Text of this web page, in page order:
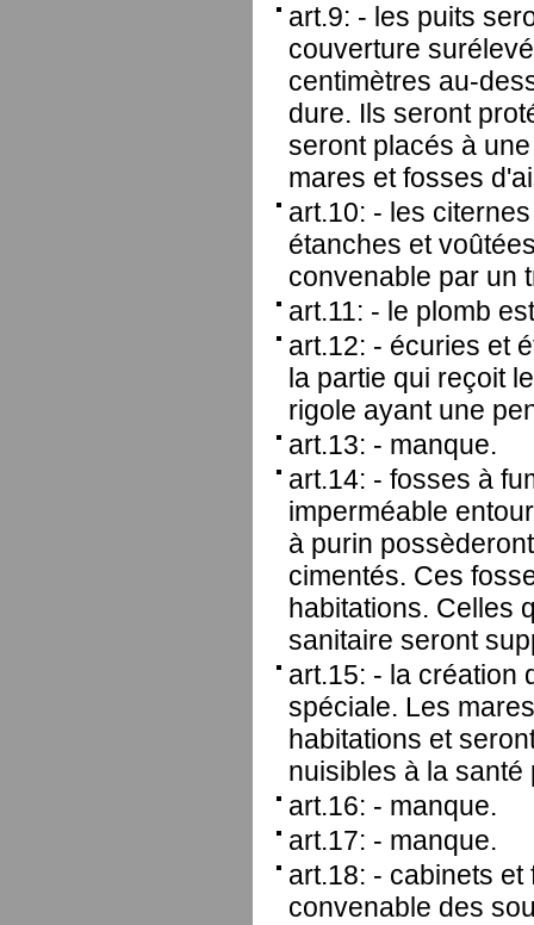
art.9: - les puits
couverture
centimètres au-
dure. Ils seront
seront placés à
mares et fosses
art.10: - les
étanches et
convenable par un
art.11: - le plomb
art.12: - écuries et
la partie qui reçoit
rigole ayant une
art.13: - manque.
art.14: - fosses à
imperméable
à purin
cimentés. Ces
habitations. Celles
sanitaire seront
art.15: - la création
spéciale. Les
habitations et
nuisibles à la santé
art.16: - manque.
art.17: - manque.
art.18: - cabinets
convenable des